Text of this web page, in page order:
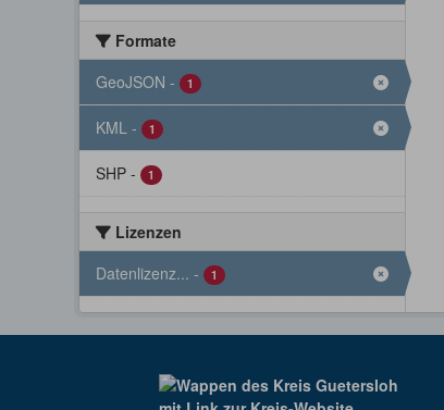
Formate
GeoJSON - 1
KML - 1
SHP - 1
Lizenzen
Datenlizenz... - 1